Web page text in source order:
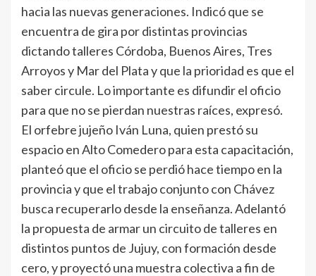
hacia las nuevas generaciones. Indicó que se
encuentra de gira por distintas provincias
dictando talleres Córdoba, Buenos Aires, Tres
Arroyos y Mar del Plata y que la prioridad es que el
saber circule. Lo importante es difundir el oficio
para que no se pierdan nuestras raíces, expresó.
El orfebre jujeño Iván Luna, quien prestó su
espacio en Alto Comedero para esta capacitación,
planteó que el oficio se perdió hace tiempo en la
provincia y que el trabajo conjunto con Chávez
busca recuperarlo desde la enseñanza. Adelantó
la propuesta de armar un circuito de talleres en
distintos puntos de Jujuy, con formación desde
cero, y proyectó una muestra colectiva a fin de